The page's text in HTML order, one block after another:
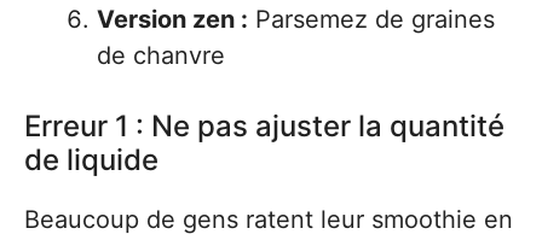
Version zen : Parsemez de graines
de chanvre
Erreur 1 : Ne pas ajuster la quantité
de liquide
Beaucoup de gens ratent leur smoothie en